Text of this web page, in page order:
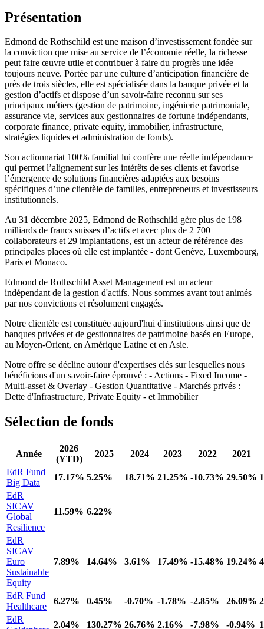
Présentation
Edmond de Rothschild est une maison d’investissement fondée sur
la conviction que mise au service de l’économie réelle, la richesse
peut faire œuvre utile et contribuer à faire du progrès une idée
toujours neuve. Portée par une culture d’anticipation financière de
près de trois siècles, elle est spécialisée dans la banque privée et la
gestion d’actifs et dispose d’un savoir-faire reconnu sur ses
principaux métiers (gestion de patrimoine, ingénierie patrimoniale,
assurance vie, services aux gestionnaires de fortune indépendants,
corporate finance, private equity, immobilier, infrastructure,
stratégies liquides et administration de fonds).
Son actionnariat 100% familial lui confère une réelle indépendance
qui permet l’alignement sur les intérêts de ses clients et favorise
l’émergence de solutions financières adaptées aux besoins
spécifiques d’une clientèle de familles, entrepreneurs et investisseurs
institutionnels.
Au 31 décembre 2025, Edmond de Rothschild gère plus de 198
milliards de francs suisses d’actifs et avec plus de 2 700
collaborateurs et 29 implantations, est un acteur de référence des
principales places où elle est implantée - dont Genève, Luxembourg,
Paris et Monaco.
Edmond de Rothschild Asset Management est un acteur
indépendant de la gestion d'actifs. Nous sommes avant tout animés
par nos convictions et résolument engagés.
Notre clientèle est constituée aujourd'hui d'institutions ainsi que de
banques privées et de gestionnaires de patrimoine basés en Europe,
au Moyen-Orient, en Amérique Latine et en Asie.
Notre offre se décline autour d'expertises clés sur lesquelles nous
bénéficions d'un savoir-faire éprouvé : - Actions - Fixed Income -
Multi-asset & Overlay - Gestion Quantitative - Marchés privés :
Dette d'Infrastructure, Private Equity - et Immobilier
Sélection de fonds
Année
2026
(YTD)
2025 2024 2023 2022
2021
EdR Fund
Big Data
17.17% 5.25% 18.71% 21.25% -10.73% 29.50%
EdR
SICAV
Global
Resilience
11.59% 6.22%
EdR
SICAV
Euro
Sustainable
Equity
7.89% 14.64% 3.61% 17.49% -15.48% 19.24%
EdR Fund
Healthcare
6.27% 0.45% -0.70% -1.78% -2.85% 26.09%
EdR
2.04% 130.27% 26.76% 2.16% -7.98% -0.94%